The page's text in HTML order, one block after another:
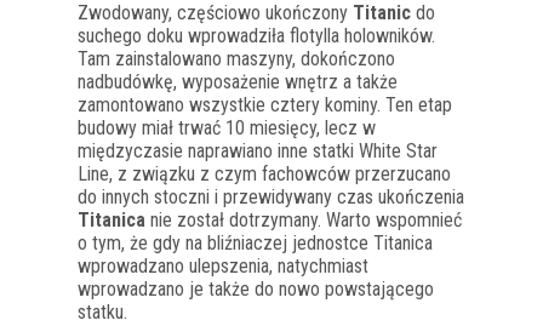
Zwodowany, częściowo ukończony Titanic do
suchego doku wprowadziła flotylla holowników.
Tam zainstalowano maszyny, dokończono
nadbudówkę, wyposażenie wnętrz a także
zamontowano wszystkie cztery kominy. Ten etap
budowy miał trwać 10 miesięcy, lecz w
międzyczasie naprawiano inne statki White Star
Line, z związku z czym fachowców przerzucano
do innych stoczni i przewidywany czas ukończenia
Titanica nie został dotrzymany. Warto wspomnieć
o tym, że gdy na bliźniaczej jednostce Titanica
wprowadzano ulepszenia, natychmiast
wprowadzano je także do nowo powstającego
statku.